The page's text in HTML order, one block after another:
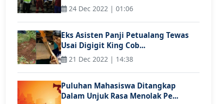
24 Dec 2022 | 01:06
Eks Asisten Panji Petualang Tewas
Usai Digigit King Cob...
21 Dec 2022 | 14:38
Puluhan Mahasiswa Ditangkap
Dalam Unjuk Rasa Menolak Pe...